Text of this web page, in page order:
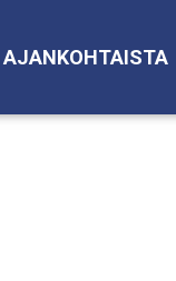
AJANKOHTAISTA